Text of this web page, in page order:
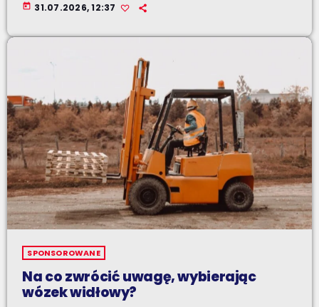
today 31.07.2026, 12:37
SPONSOROWANE
Na co zwrócić uwagę, wybierając
wózek widłowy?